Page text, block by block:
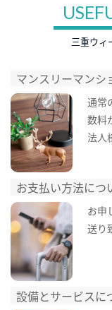
三重ウィ
マンスリーマンシ
通常
数料
法人
お支払い方法につ
お申
送り
設備とサービスに